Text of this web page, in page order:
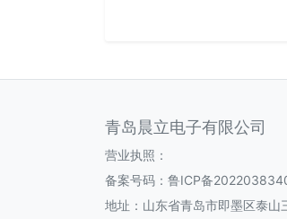
青岛晨立电子有限公司
营业执照：
备案号码： 鲁ICP备
地址：山东省青岛市即墨区泰